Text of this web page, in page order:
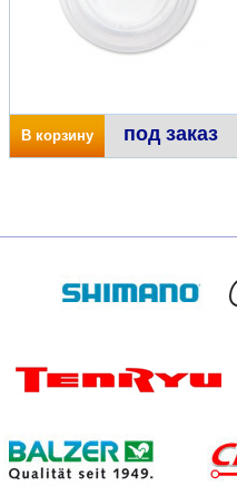
В корзину под заказ